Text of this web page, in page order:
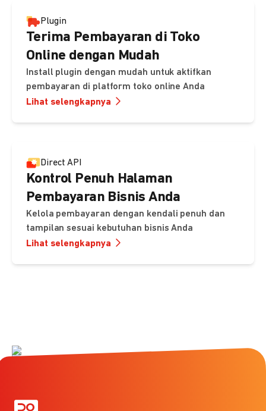
Plugin
Terima Pembayaran di Toko
Online dengan Mudah
Install plugin dengan mudah untuk aktifkan
pembayaran di platform toko online Anda
Lihat selengkapnya
Direct API
Kontrol Penuh Halaman
Pembayaran Bisnis Anda
Kelola pembayaran dengan kendali penuh dan
tampilan sesuai kebutuhan bisnis Anda
Lihat selengkapnya